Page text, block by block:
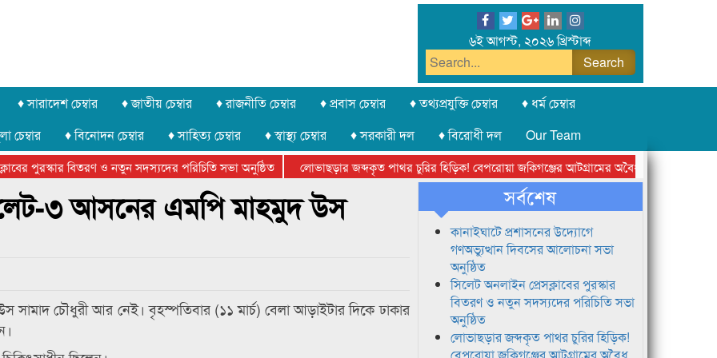
৬ই আগস্ট, ২০২৬ খ্রিস্টাব্দ
♦ সারাদেশ চেম্বার ♦ জাতীয় চেম্বার ♦ রাজনীতি চেম্বার ♦ প্রবাস চেম্বার ♦ তথ্যপ্রযুক্তি চেম্বার
♦ ধর্ম চেম্বার
চেম্বার ♦ বিনোদন চেম্বার ♦ সাহিত্য চেম্বার ♦ স্বাস্থ্য চেম্বার ♦ সরকারী দল ♦ বিরোধী দল
Our Team
পুরস্কার বিতরণ ও নতুন সদস্যদের পরিচিতি সভা অনুষ্ঠিত
লোভাছড়ার জব্দকৃত পাথর চুরির হিড়িক! বেপরোয়া জকিগঞ্জের আটগ্রামের অবৈধ ক্রাশার জোন চক্র
খুনি সায়েমের আদালতে আত্মসমর্পন, ৫ দিনের রিমান্ড চাইবে পুলিশ
৩ আসনের এমপি মাহমুদ উস
চৌধুরী আর নেই। বৃহস্পতিবার (১১ মার্চ) বেলা আড়াইটার দিকে ঢাকার
সর্বশেষ
কানাইঘাটে প্রশাসনের উদ্যোগে
গণঅভ্যুত্থান দিবসের আলোচনা সভা
অনুষ্ঠিত
সিলেট অনলাইন প্রেসক্লাবের পুরস্কার
বিতরণ ও নতুন সদস্যদের পরিচিতি সভা
অনুষ্ঠিত
লোভাছড়ার জব্দকৃত পাথর চুরির হিড়িক!